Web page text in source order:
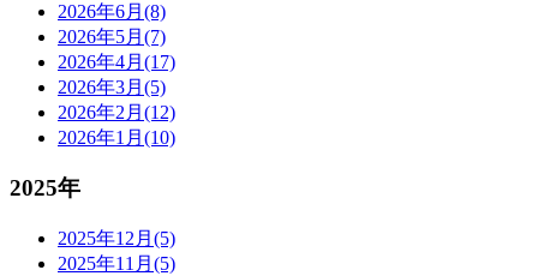
2026年6月(8)
2026年5月(7)
2026年4月(17)
2026年3月(5)
2026年2月(12)
2026年1月(10)
2025年
2025年12月(5)
2025年11月(5)